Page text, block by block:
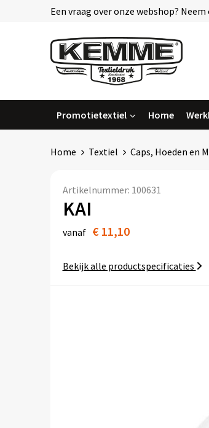
Een vraag over onze webshop?
Promotietextiel Home
Home Textiel Caps, Hoeden en
Artikelnummer: 100631
KAI
vanaf € 11,10
Bekijk alle productspecificaties